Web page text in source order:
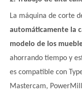
La máquina de corte
automáticamente la
modelo de los
ahorrando tiempo y
es compatible con
Mastercam,